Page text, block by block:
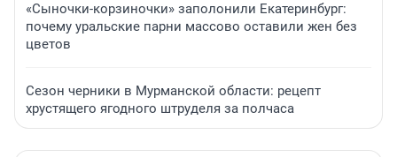
«Сыночки-корзиночки» заполонили Екатеринбург:
почему уральские парни массово оставили жен без
цветов
Сезон черники в Мурманской области: рецепт
хрустящего ягодного штруделя за полчаса